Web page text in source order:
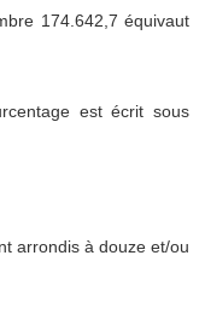
174.642,7 équivaut
est écrit sous
arrondis à douze et/ou